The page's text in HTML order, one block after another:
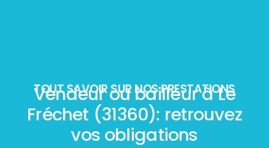
TOUT SAVOIR SUR NOS PRESTATIONS
Vendeur ou bailleur à Le
Fréchet (31360): retrouvez
vos obligations